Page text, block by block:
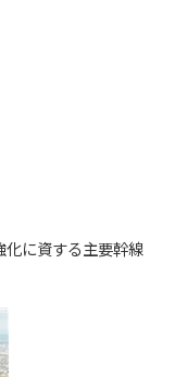
に資する主要幹線